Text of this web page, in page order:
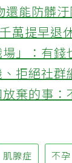
還能防髒
萬提早退
」：有錢
拒絕社群
棄的事：
肌腺症 不孕